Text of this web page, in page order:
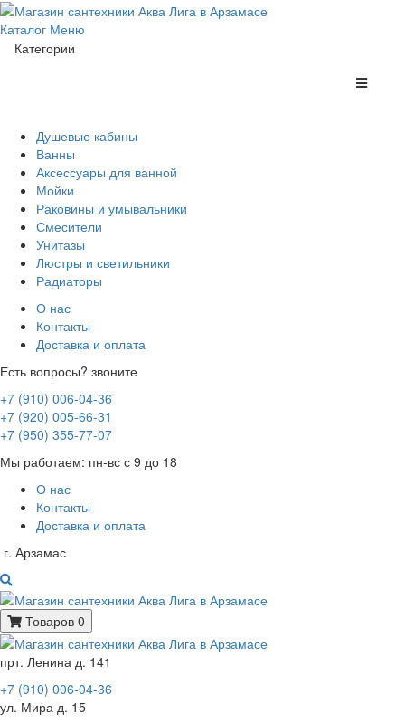
Каталог Меню
Категории
Душевые кабины
Ванны
Аксессуары для ванной
Мойки
Раковины и умывальники
Смесители
Унитазы
Люстры и светильники
Радиаторы
О нас
Контакты
Доставка и оплата
Есть вопросы? звоните
+7 (910) 006-04-36
+7 (920) 005-66-31
+7 (950) 355-77-07
Мы работаем: пн-вс с 9 до 18
О нас
Контакты
Доставка и оплата
г. Арзамас
Товаров 0
прт. Ленина д. 141
+7 (910) 006-04-36
ул. Мира д. 15